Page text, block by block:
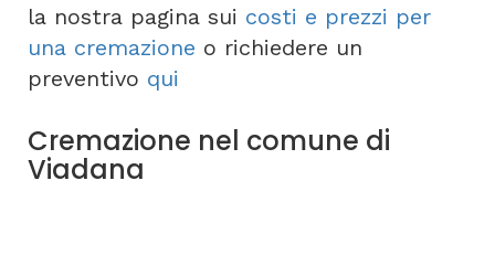
la nostra pagina sui costi e prezzi per
una cremazione o richiedere un
preventivo qui
Cremazione nel comune di
Viadana